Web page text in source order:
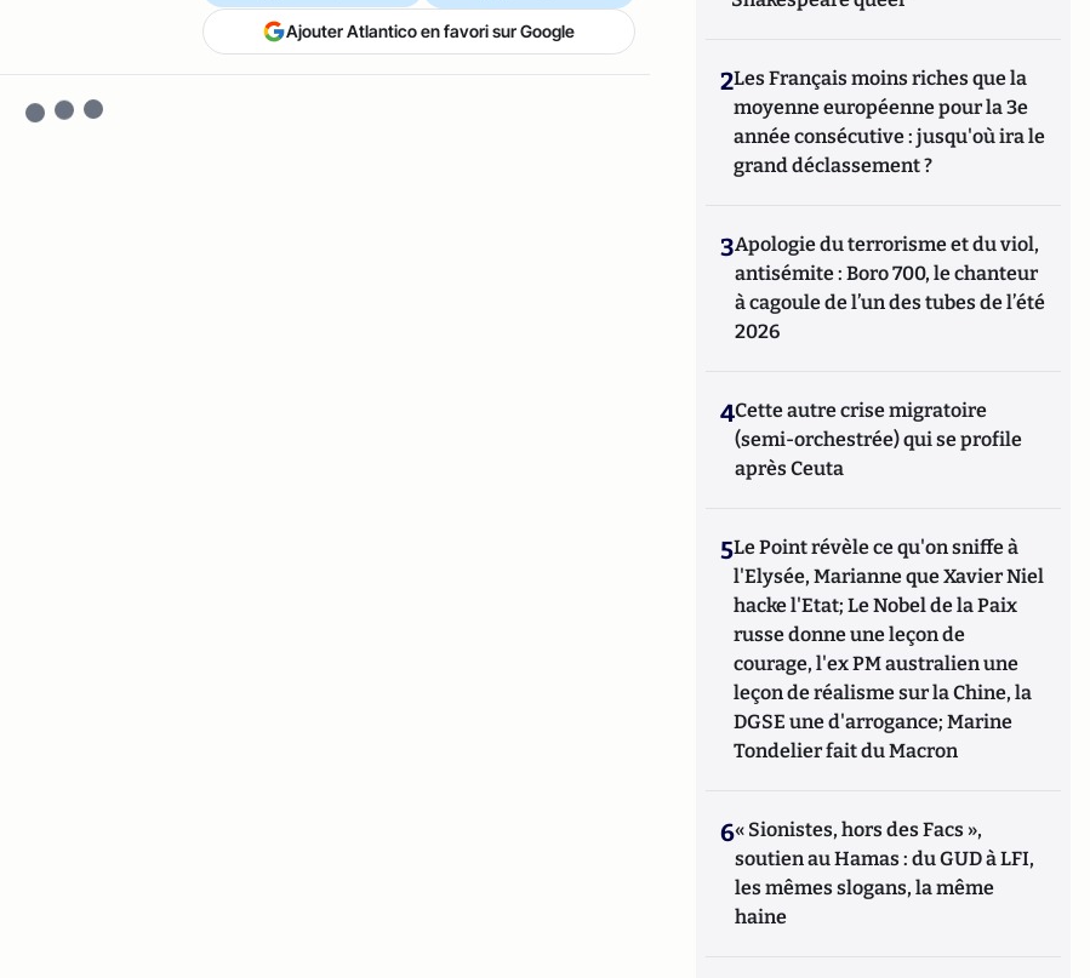
Ajouter Atlantico en favori sur Google
2Les Français moins riches que la
moyenne européenne pour la 3e
année consécutive : jusqu'où ira le
grand déclassement ?
3Apologie du terrorisme et du viol,
antisémite : Boro 700, le chanteur
à cagoule de l’un des tubes de l’été
2026
4Cette autre crise migratoire
(semi-orchestrée) qui se profile
après Ceuta
5Le Point révèle ce qu'on sniffe à
l'Elysée, Marianne que Xavier Niel
hacke l'Etat; Le Nobel de la Paix
russe donne une leçon de
courage, l'ex PM australien une
leçon de réalisme sur la Chine, la
DGSE une d'arrogance; Marine
Tondelier fait du Macron
6« Sionistes, hors des Facs »,
soutien au Hamas : du GUD à LFI,
les mêmes slogans, la même
haine